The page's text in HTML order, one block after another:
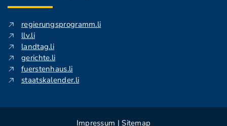
regierungsprogramm.li
llv.li
landtag.li
gerichte.li
fuerstenhaus.li
staatskalender.li
Impressum | Sitemap